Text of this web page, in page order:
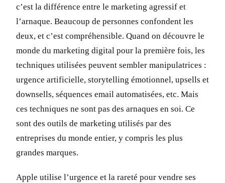
c’est la différence entre le marketing agressif et
l’arnaque. Beaucoup de personnes confondent les
deux, et c’est compréhensible. Quand on découvre le
monde du marketing digital pour la première fois, les
techniques utilisées peuvent sembler manipulatrices :
urgence artificielle, storytelling émotionnel, upsells et
downsells, séquences email automatisées, etc. Mais
ces techniques ne sont pas des arnaques en soi. Ce
sont des outils de marketing utilisés par des
entreprises du monde entier, y compris les plus
grandes marques.
Apple utilise l’urgence et la rareté pour vendre ses